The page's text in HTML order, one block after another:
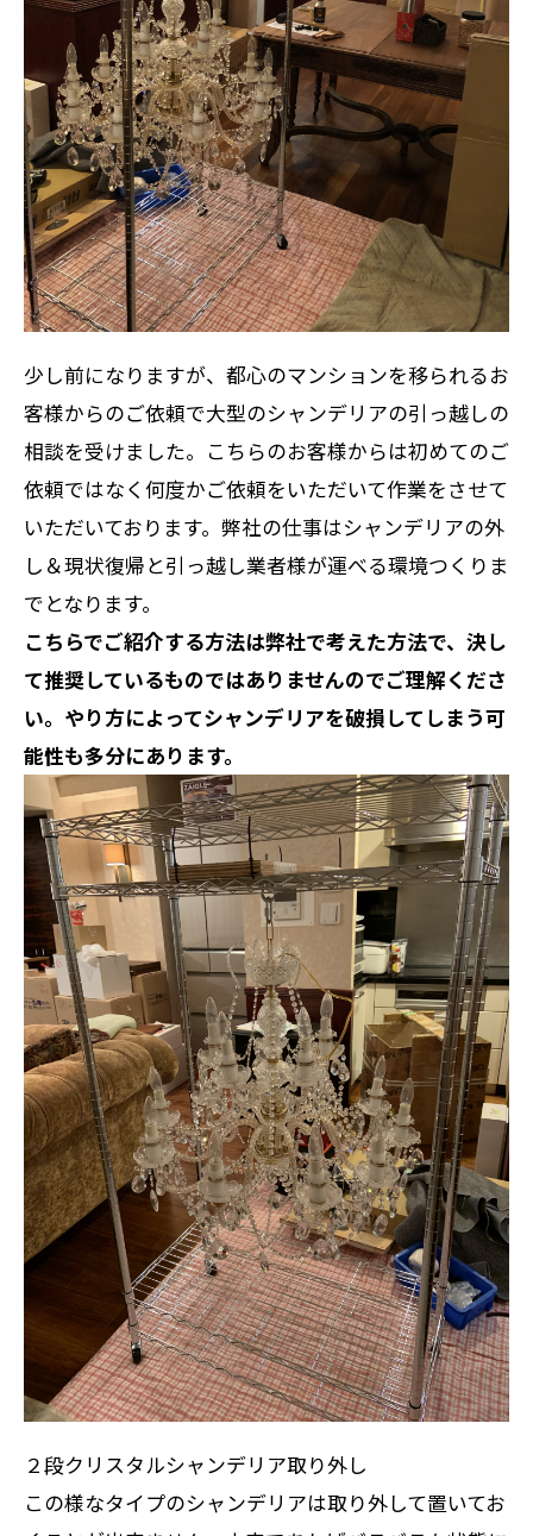
少し前になりますが、都心のマンションを移られるお
客様からのご依頼で大型のシャンデリアの引っ越しの
相談を受けました。こちらのお客様からは初めてのご
依頼ではなく何度かご依頼をいただいて作業をさせて
いただいております。弊社の仕事はシャンデリアの外
し＆現状復帰と引っ越し業者様が運べる環境つくりま
でとなります。
こちらでご紹介する方法は弊社で考えた方法で、決し
て推奨しているものではありませんのでご理解くださ
い。やり方によってシャンデリアを破損してしまう可
能性も多分にあります。
２段クリスタルシャンデリア取り外し
この様なタイプのシャンデリアは取り外して置いてお